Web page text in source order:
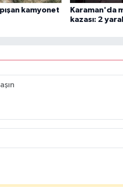
kamyonet
Karaman'da
kazası: 2